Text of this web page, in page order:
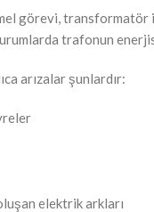
görevi, transformatör
trafonun
arızalar şunlardır:
elektrik arkları